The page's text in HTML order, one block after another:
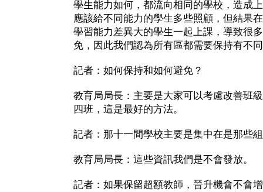
學生能力如何，都流向相同的學校，造成
應該給不同能力的學生多些照顧，但結果
學習能力差異大的學生一起上課，導致很
免，因此我們認為所有區都需要保持有不
記者：如何保持和如何避免？
教育局局長：主要是大家可以考慮改善班
四班，這是最好的方法。
記者：那十一間學校主要是集中在是那些
教育局局長：這些資訊我們是不會發放。
記者：如果保留超額教師，晉升機會不會